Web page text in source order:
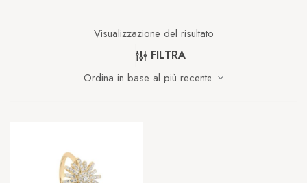
Visualizzazione del risultato
FILTRA